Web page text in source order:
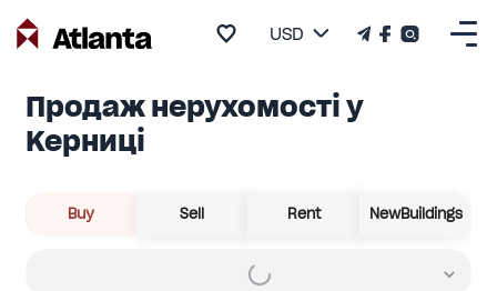
USD
Продаж нерухомості у
Керниці
Buy Sell Rent NewBuildings